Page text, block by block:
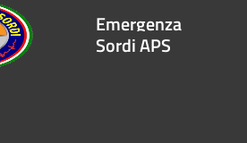
Emergenza
Sordi APS